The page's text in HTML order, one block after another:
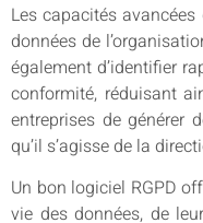
Les capacités
données de
également d’identifier
conformité, réduisant
entreprises de générer
qu’il s’agisse de la
Un bon logiciel RGPD
vie des données, de